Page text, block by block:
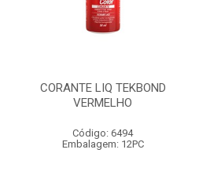
CORANTE LIQ TEKBOND
VERMELHO
Código: 6494
Embalagem: 12PC